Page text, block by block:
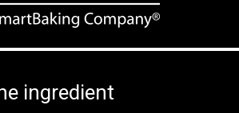
ingredient